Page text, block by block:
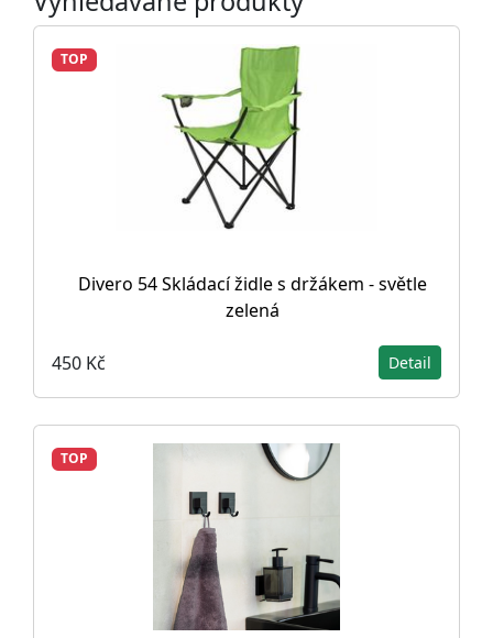
TOP
Divero 54 Skládací židle s držákem - světle
zelená
450 Kč Detail
TOP